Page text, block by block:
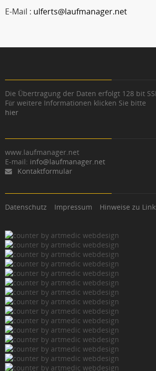
E-Mail : ulferts@laufmanager.net
Die Übertragung der Daten erfolgt 128 bit
Für weitere Informationen klicken Sie bitte
hier
www.laufmanager.net
E-mail: info@laufmanager.net
Kontaktformular
Datenschutz Impressum Hinweise zu